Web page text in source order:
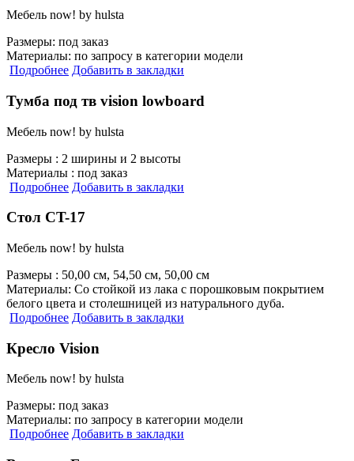
Мебель now! by hulsta
Размеры: под заказ
Материалы: по запросу в категории модели
Подробнее Добавить в закладки
Тумба под тв vision lowboard
Мебель now! by hulsta
Размеры : 2 ширины и 2 высоты
Материалы : под заказ
Подробнее Добавить в закладки
Стол CT-17
Мебель now! by hulsta
Размеры : 50,00 см, 54,50 см, 50,00 см
Материалы: Со стойкой из лака с порошковым покрытием
белого цвета и столешницей из натурального дуба.
Подробнее Добавить в закладки
Кресло Vision
Мебель now! by hulsta
Размеры: под заказ
Материалы: по запросу в категории модели
Подробнее Добавить в закладки